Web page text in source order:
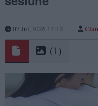
07 Jul, 2026 14:12
(1)